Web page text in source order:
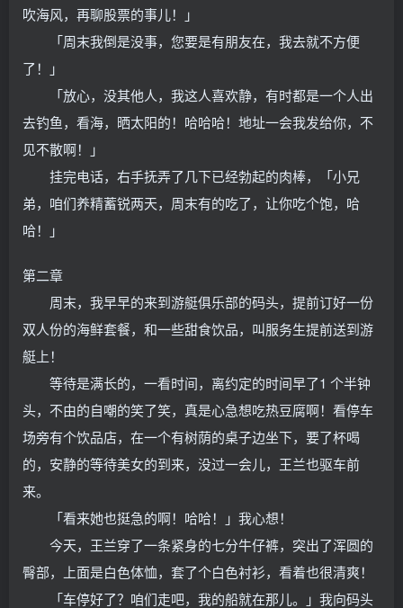
吹海风，再聊股票的事儿！」
「周末我倒是没事，您要是有朋友在，我去就不方便
了！」
「放心，没其他人，我这人喜欢静，有时都是一个人出
去钓鱼，看海，晒太阳的！哈哈哈！地址一会我发给你，不
见不散啊！」
挂完电话，右手抚弄了几下已经勃起的肉棒，「小兄
弟，咱们养精蓄锐两天，周末有的吃了，让你吃个饱，哈
哈！」
第二章
周末，我早早的来到游艇俱乐部的码头，提前订好一份
双人份的海鲜套餐，和一些甜食饮品，叫服务生提前送到游
艇上！
等待是满长的，一看时间，离约定的时间早了1 个半钟
头，不由的自嘲的笑了笑，真是心急想吃热豆腐啊！看停车
场旁有个饮品店，在一个有树荫的桌子边坐下，要了杯喝
的，安静的等待美女的到来，没过一会儿，王兰也驱车前
来。
「看来她也挺急的啊！哈哈！」我心想！
今天，王兰穿了一条紧身的七分牛仔裤，突出了浑圆的
臀部，上面是白色体恤，套了个白色衬衫，看着也很清爽！
「车停好了？咱们走吧，我的船就在那儿。」我向码头